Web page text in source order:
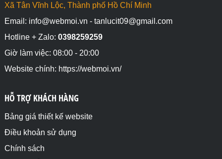
Xã Tân Vĩnh Lộc, Thành phố Hồ Chí Minh
Email: info@webmoi.vn - tanlucit09@gmail.com
Hotline + Zalo: 0398259259
Giờ làm việc: 08:00 - 20:00
Website chính: https://webmoi.vn/
HỖ TRỢ KHÁCH HÀNG
Bảng giá thiết kế website
Điều khoản sử dụng
Chính sách